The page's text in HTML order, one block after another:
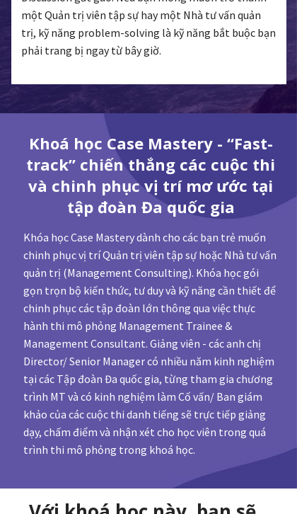
một Quản trị viên tập sự hay một Nhà tư vấn quản
trị, kỹ năng problem-solving là kỹ năng bắt buộc bạn
phải trang bị ngay từ bây giờ.
Khoá học Case Mastery - “Fast-
track” chiến thắng các cuộc thi
và chinh phục vị trí mơ ước tại
tập đoàn Đa quốc gia
Khóa học Case Mastery dành cho các bạn trẻ muốn
chinh phục vị trí Quản trị viên tập sự hoặc Nhà tư vấn
quản trị (Management Consulting). Khóa học gói
gọn trọn bộ kiến thức, tư duy và kỹ năng cần thiết để
chinh phục các tập đoàn lớn thông qua việc thực
hành thi mô phỏng Management Trainee &
Management Consultant. Giảng viên - các anh chị
Director/ Senior Manager có nhiều năm kinh nghiệm
tại các Tập đoàn Đa quốc gia, từng tham gia chương
trình MT và có kinh nghiệm làm Cố vấn/ Ban giám
khảo của các cuộc thi danh tiếng sẽ trực tiếp giảng
dạy, chấm điểm và nhận xét cho học viên trong quá
trình thi mô phỏng trong khoá học.